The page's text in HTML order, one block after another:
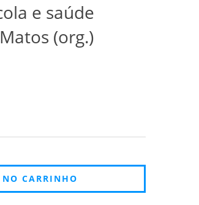
e saúde
(org.)